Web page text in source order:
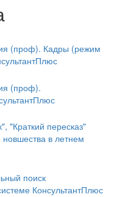
(проф). Кадры (режим
(проф).
"Краткий пересказ"
новшества в летнем
поиск
КонсультантПлюс